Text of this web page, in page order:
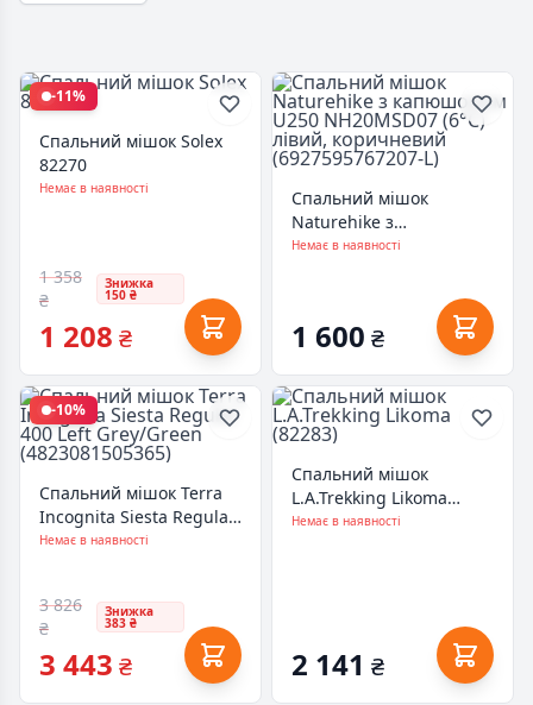
-11%
Спальний мішок Solex
82270
Немає в наявності
1 358
₴
Знижка
150 ₴
1 208 ₴
Спальний мішок
Naturehike з
капюшоном U250
(6927595767207-L)
Немає в наявності
1 600 ₴
-10%
Спальний мішок Terra
Incognita Siesta Regular
400 Left Grey/Green
Немає в наявності
3 826
₴
Знижка
383 ₴
3 443 ₴
Спальний мішок
L.A.Trekking Likoma
(82283)
Немає в наявності
2 141 ₴